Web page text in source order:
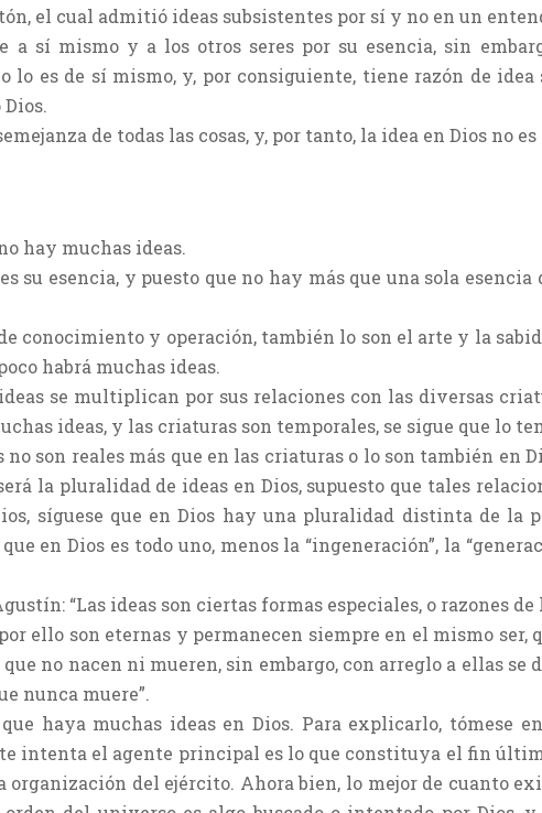
el cual admitió ideas subsistentes por sí y no en un
a sí mismo y a los otros seres por su esencia, sin
lo es de sí mismo, y, por consiguiente, tiene razón de idea
de todas las cosas, y, por tanto, la idea en Dios no
hay muchas ideas.
su esencia, y puesto que no hay más que una sola
conocimiento y operación, también lo son el arte y la
habrá muchas ideas.
se multiplican por sus relaciones con las diversas
ideas, y las criaturas son temporales, se sigue que lo
no son reales más que en las criaturas o lo son también en
la pluralidad de ideas en Dios, supuesto que tales
síguese que en Dios hay una pluralidad distinta de la
en Dios es todo uno, menos la “ingeneración”, la
“Las ideas son ciertas formas especiales, o razones
ello son eternas y permanecen siempre en el mismo
no nacen ni mueren, sin embargo, con arreglo a ellas se
nunca muere”.
que haya muchas ideas en Dios. Para explicarlo, tómese
intenta el agente principal es lo que constituya el fin
organización del ejército. Ahora bien, lo mejor de cuanto